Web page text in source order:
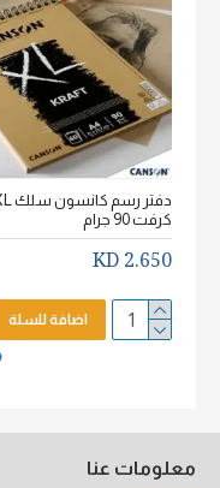
كرفت 90 جرام
2.650 KD
اضافة للسلة
معلومات عنا